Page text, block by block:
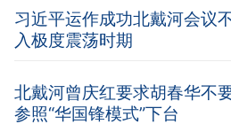
习近平运作成功北戴河会议
入极度震荡时期
北戴河曾庆红要求胡春华不
参照“华国锋模式”下台